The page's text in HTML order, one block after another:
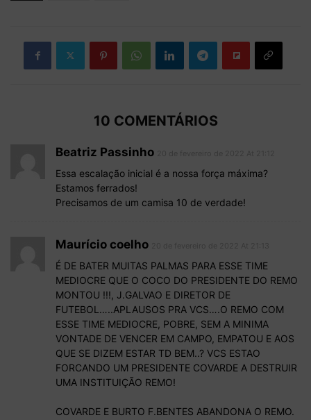
10 COMENTÁRIOS
Beatriz Passinho
Essa escalação inicial é a nossa força máxima?
Estamos ferrados!
Precisamos de um camisa 10 de verdade!
Maurício coelho
É DE BATER MUITAS PALMAS PARA ESSE TIME
MEDIOCRE QUE O COCO DO PRESIDENTE DO REMO
MONTOU !!!, J.GALVAO E DIRETOR DE
FUTEBOL…..APLAUSOS PRA VCS….O REMO COM
ESSE TIME MEDIOCRE, POBRE, SEM A MINIMA
VONTADE DE VENCER EM CAMPO, EMPATOU E AOS
QUE SE DIZEM ESTAR TD BEM..? VCS ESTAO
FORCANDO UM PRESIDENTE COVARDE A DESTRUIR
UMA INSTITUIÇÃO REMO!
COVARDE E BURTO F.BENTES ABANDONA O REMO.